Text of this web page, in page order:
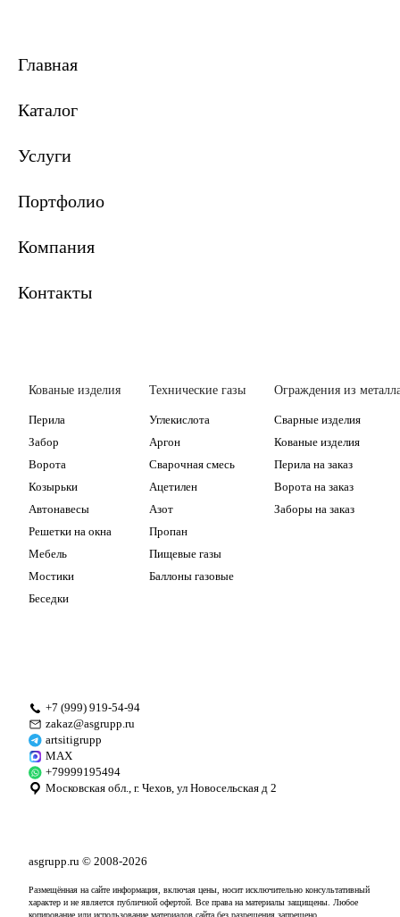
Главная
Каталог
Услуги
Портфолио
Компания
Контакты
Кованые изделия
Перила
Забор
Ворота
Козырьки
Автонавесы
Решетки на окна
Мебель
Мостики
Беседки
Технические газы
Углекислота
Аргон
Сварочная смесь
Ацетилен
Азот
Пропан
Пищевые газы
Баллоны газовые
Ограждения из
Сварные изделия
Кованые изделия
Перила на заказ
Ворота на заказ
Заборы на заказ
+7 (999) 919-54-94
zakaz@asgrupp.ru
artsitigrupp
MAX
+79999195494
Московская обл., г. Чехов, ул Новосельская д 2
asgrupp.ru © 2008-2026
Размещённая на сайте информация, включая цены, носит исключительно консультативный
характер и не является публичной офертой. Все права на материалы защищены. Любое